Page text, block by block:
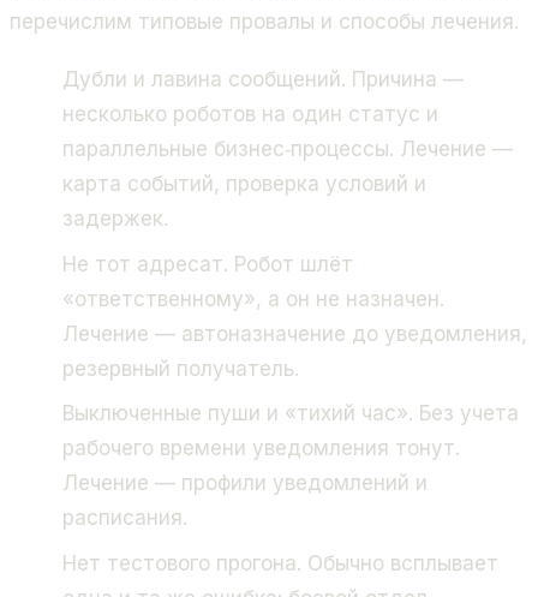
перечислим типовые провалы и способы лечения.
Дубли и лавина сообщений. Причина —
несколько роботов на один статус и
параллельные бизнес‑процессы. Лечение —
карта событий, проверка условий и
задержек.
Не тот адресат. Робот шлёт
«ответственному», а он не назначен.
Лечение — автоназначение до уведомления,
резервный получатель.
Выключенные пуши и «тихий час». Без учета
рабочего времени уведомления тонут.
Лечение — профили уведомлений и
расписания.
Нет тестового прогона. Обычно всплывает